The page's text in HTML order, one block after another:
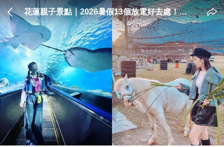
花蓮親子景點｜2026暑假13個放電好去處！鳳
梨園小火車、章魚燒DIY，順遊台版紐西蘭 -
ReadyGo